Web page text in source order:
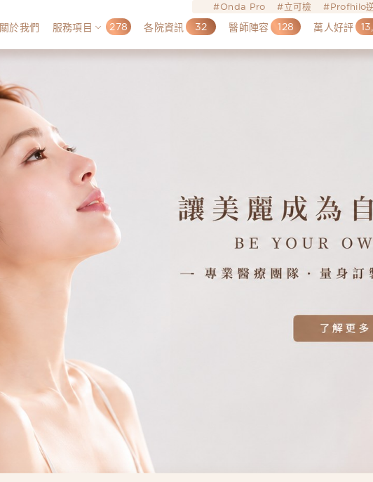
Onda Pro 立可檢 Profhilo
關於我們 服務項目 278 各院資訊 32 醫師陣容 128 萬人好評